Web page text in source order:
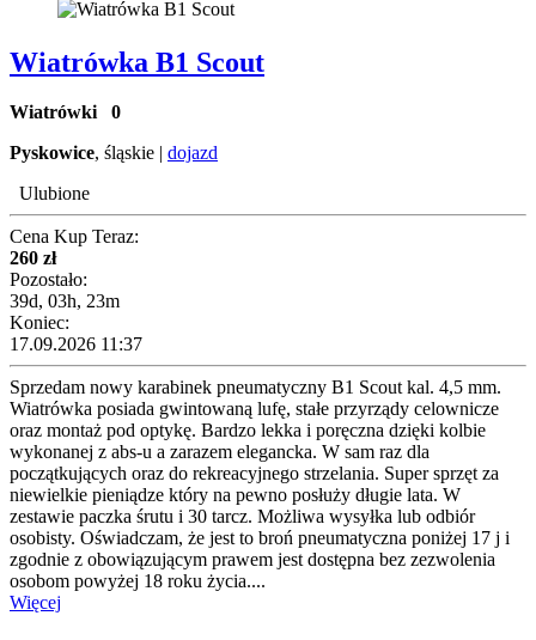
Wiatrówka B1 Scout
Wiatrówki 0
Pyskowice, śląskie | dojazd
Ulubione
Cena Kup Teraz:
260 zł
Pozostało:
39d, 03h, 23m
Koniec:
17.09.2026 11:37
Sprzedam nowy karabinek pneumatyczny B1 Scout kal. 4,5 mm.
Wiatrówka posiada gwintowaną lufę, stałe przyrządy celownicze
oraz montaż pod optykę. Bardzo lekka i poręczna dzięki kolbie
wykonanej z abs-u a zarazem elegancka. W sam raz dla
początkujących oraz do rekreacyjnego strzelania. Super sprzęt za
niewielkie pieniądze który na pewno posłuży długie lata. W
zestawie paczka śrutu i 30 tarcz. Możliwa wysyłka lub odbiór
osobisty. Oświadczam, że jest to broń pneumatyczna poniżej 17 j i
zgodnie z obowiązującym prawem jest dostępna bez zezwolenia
osobom powyżej 18 roku życia....
Więcej